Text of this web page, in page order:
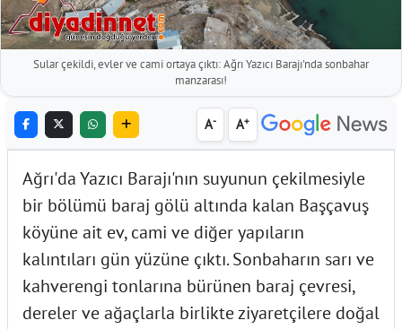
Sular çekildi, evler ve cami ortaya çıktı: Ağrı Yazıcı Barajı'nda sonbahar
manzarası!
A- A+
Ağrı'da Yazıcı Barajı'nın suyunun çekilmesiyle
bir bölümü baraj gölü altında kalan Başçavuş
köyüne ait ev, cami ve diğer yapıların
kalıntıları gün yüzüne çıktı. Sonbaharın sarı ve
kahverengi tonlarına bürünen baraj çevresi,
dereler ve ağaçlarla birlikte ziyaretçilere doğal